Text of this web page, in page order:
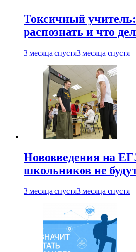
Токсичный
распознать и что
3 месяца спустя3 месяца спустя
Нововведения на
школьников не
3 месяца спустя3 месяца спустя